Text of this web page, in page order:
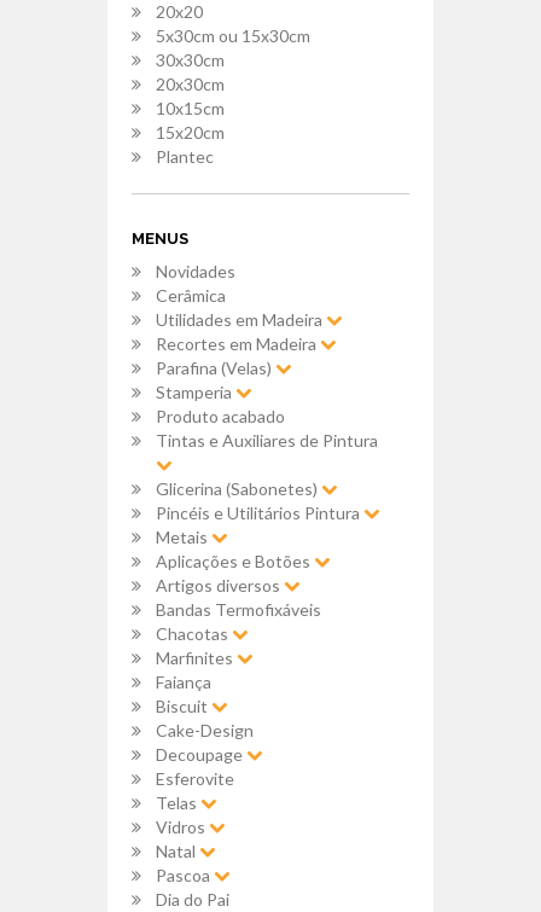
20x20
5x30cm ou 15x30cm
30x30cm
20x30cm
10x15cm
15x20cm
Plantec
MENUS
Novidades
Cerâmica
Utilidades em Madeira
Recortes em Madeira
Parafina (Velas)
Stamperia
Produto acabado
Tintas e Auxiliares de Pintura
Glicerina (Sabonetes)
Pincéis e Utilitários Pintura
Metais
Aplicações e Botões
Artigos diversos
Bandas Termofixáveis
Chacotas
Marfinites
Faiança
Biscuit
Cake-Design
Decoupage
Esferovite
Telas
Vidros
Natal
Pascoa
Dia do Pai